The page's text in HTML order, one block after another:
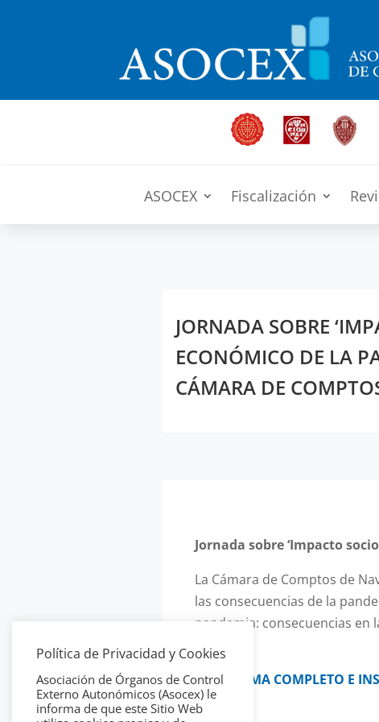
ASOCEX Fiscalización
JORNADA SOBRE
ECONÓMICO DE LA
CÁMARA DE
Jornada sobre ‘Impacto
La Cámara de Comptos de
las consecuencias de la
pandemia: consecuencias en
febrero.
PROGRAMA COMPLETO E
Política de Privacidad y Cookies
Asociación de Órganos de Control
Externo Autonómicos (Asocex) le
informa de que este Sitio Web